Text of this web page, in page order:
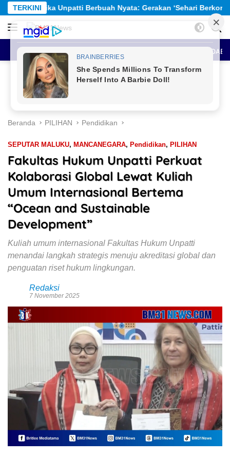
Langsung
ke
konten
TERKINI
Gerakan ‘Sehari Berkorban’ Himpun Rp309,6 Juta untuk
HOME BERITA UTAMA ANTAR
Beranda PILIHAN Pendidikan
SEPUTAR MALUKU, MANCANEGARA, Pendidikan, PILIHAN
Fakultas Hukum Unpatti Perkuat
Kolaborasi Global Lewat Kuliah
Umum Internasional Bertema
“Ocean and Sustainable
Development”
Kuliah umum internasional Fakultas Hukum Unpatti
menandai langkah strategis menuju akreditasi global dan
penguatan riset hukum lingkungan.
Redaksi
7 November 2025